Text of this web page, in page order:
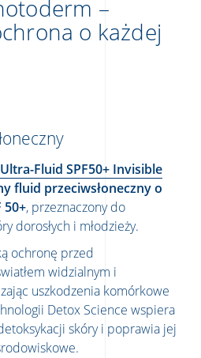
–
o każdej
Fluid SPF50+ Invisible
fluid przeciwsłoneczny o
50+, przeznaczony do
dorosłych i młodzieży.
ochronę przed
widzialnym i
uszkodzenia komórkowe
Detox Science wspiera
skóry i poprawia jej